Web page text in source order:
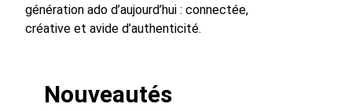
génération ado d’aujourd’hui : connectée,
créative et avide d’authenticité.
Nouveautés